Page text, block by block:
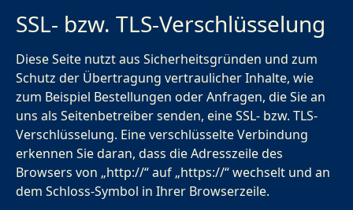
SSL- bzw. TLS-Verschlüsselung
Diese Seite nutzt aus Sicherheitsgründen und zum
Schutz der Übertragung vertraulicher Inhalte, wie
zum Beispiel Bestellungen oder Anfragen, die Sie an
uns als Seitenbetreiber senden, eine SSL- bzw. TLS-
Verschlüsselung. Eine verschlüsselte Verbindung
erkennen Sie daran, dass die Adresszeile des
Browsers von „http://“ auf „https://“ wechselt und an
dem Schloss-Symbol in Ihrer Browserzeile.